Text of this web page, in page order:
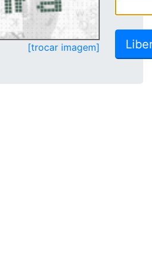
[trocar imagem]